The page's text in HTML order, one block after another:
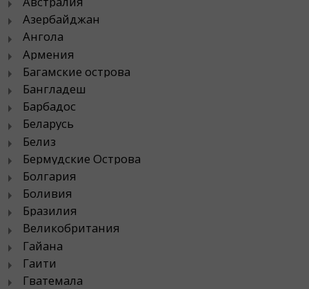
Азербайджан
Ангола
Армения
Багамские острова
Бангладеш
Барбадос
Беларусь
Белиз
Бермудские Острова
Болгария
Боливия
Бразилия
Великобритания
Гайана
Гаити
Гватемала